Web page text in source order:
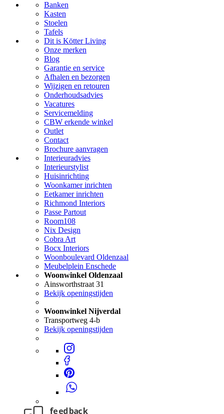
Banken
Kasten
Stoelen
Tafels
Dit is Kötter Living
Onze merken
Blog
Garantie en service
Afhalen en bezorgen
Wijzigen en retouren
Onderhoudsadvies
Vacatures
Servicemelding
CBW erkende winkel
Outlet
Contact
Brochure aanvragen
Interieuradvies
Interieurstylist
Huisinrichting
Woonkamer inrichten
Eetkamer inrichten
Richmond Interiors
Passe Partout
Room108
Nix Design
Cobra Art
Bocx Interiors
Woonboulevard Oldenzaal
Meubelplein Enschede
Woonwinkel Oldenzaal
Ainsworthstraat 31
Bekijk openingstijden
Woonwinkel Nijverdal
Transportweg 4-b
Bekijk openingstijden